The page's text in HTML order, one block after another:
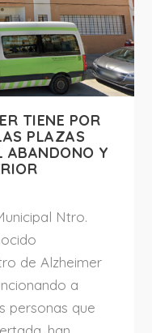
TIENE POR
PLAZAS
ABANDONO Y
Ntro.
de Alzheimer
a
personas que